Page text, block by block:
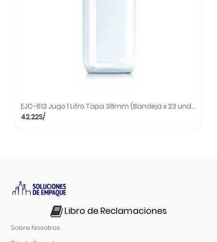
EJC-613 Jugo 1 Litro Tapa 38mm (Bandeja x 23 unds.)
S/
42.22
Libro de Reclamaciones
Sobre Nosotros